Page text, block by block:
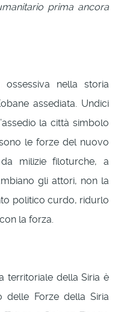
prima ancora
ossessiva nella storia
assediata. Undici
la città simbolo
le forze del nuovo
milizie filoturche, a
gli attori, non la
politico curdo, ridurlo
la forza.
territoriale della Siria è
delle Forze della Siria